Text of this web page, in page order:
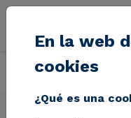
Pasar al contenido
Soluciones
En la web
cookies
¿Qué es una